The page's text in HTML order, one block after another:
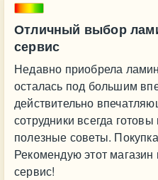
Отличный выбор
сервис
Недавно приобрела
осталась под большим
действительно
сотрудники всегда
полезные советы.
Рекомендую этот магазин
сервис!